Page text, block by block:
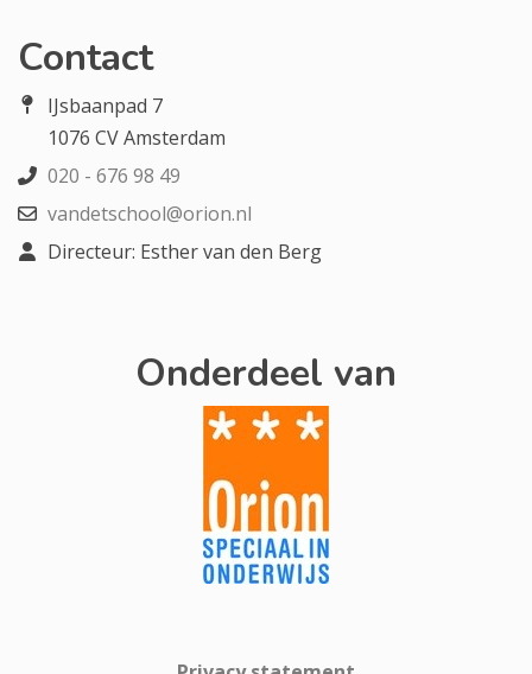
Contact
IJsbaanpad 7
1076 CV Amsterdam
020 - 676 98 49
vandetschool@orion.nl
Directeur: Esther van den Berg
Onderdeel van